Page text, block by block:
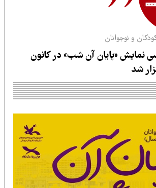
نوجوانان
«پایان آن شب» در کانون